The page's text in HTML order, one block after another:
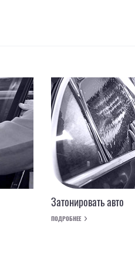
Затонировать авто
ПОДРОБНЕЕ